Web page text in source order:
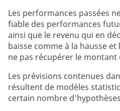
Les performances passées
fiable des performances
ainsi que le revenu qui en
baisse comme à la hausse
ne pas récupérer le montant
Les prévisions contenues
résultent de modèles
certain nombre